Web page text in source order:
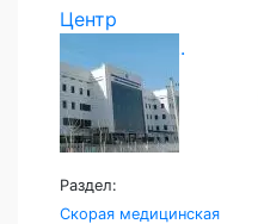
Центр
экстренной...
Раздел:
Скорая медицинская